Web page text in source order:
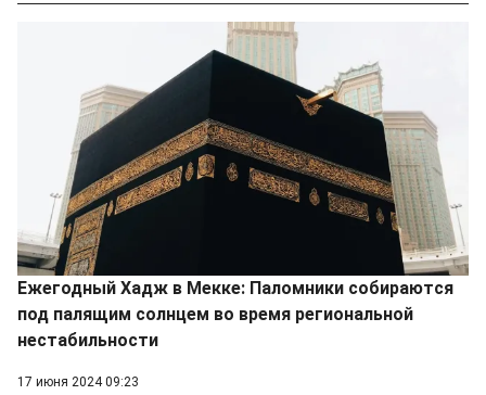
Ежегодный Хадж в Мекке: Паломники собираются
под палящим солнцем во время региональной
нестабильности
17 июня 2024 09:23